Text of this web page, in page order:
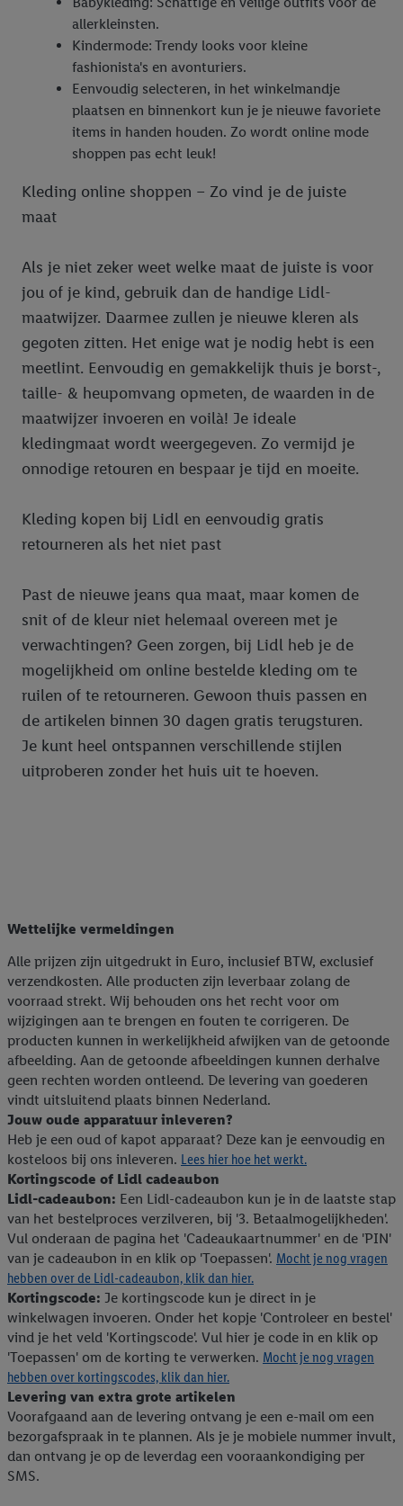
allerkleinsten.
Kindermode: Trendy looks voor kleine
fashionista's en avonturiers.
Eenvoudig selecteren, in het winkelmandje
plaatsen en binnenkort kun je je nieuwe favoriete
items in handen houden. Zo wordt online mode
shoppen pas echt leuk!
Kleding online shoppen – Zo vind je de juiste
maat
Als je niet zeker weet welke maat de juiste is voor
jou of je kind, gebruik dan de handige Lidl-
maatwijzer. Daarmee zullen je nieuwe kleren als
gegoten zitten. Het enige wat je nodig hebt is een
meetlint. Eenvoudig en gemakkelijk thuis je borst-,
taille- & heupomvang opmeten, de waarden in de
maatwijzer invoeren en voilà! Je ideale
kledingmaat wordt weergegeven. Zo vermijd je
onnodige retouren en bespaar je tijd en moeite.
Kleding kopen bij Lidl en eenvoudig gratis
retourneren als het niet past
Past de nieuwe jeans qua maat, maar komen de
snit of de kleur niet helemaal overeen met je
verwachtingen? Geen zorgen, bij Lidl heb je de
mogelijkheid om online bestelde kleding om te
ruilen of te retourneren. Gewoon thuis passen en
de artikelen binnen 30 dagen gratis terugsturen.
Je kunt heel ontspannen verschillende stijlen
uitproberen zonder het huis uit te hoeven.
Wettelijke vermeldingen
Alle prijzen zijn uitgedrukt in Euro, inclusief BTW, exclusief
verzendkosten. Alle producten zijn leverbaar zolang de
voorraad strekt. Wij behouden ons het recht voor om
wijzigingen aan te brengen en fouten te corrigeren. De
producten kunnen in werkelijkheid afwijken van de getoonde
afbeelding. Aan de getoonde afbeeldingen kunnen derhalve
geen rechten worden ontleend. De levering van goederen
vindt uitsluitend plaats binnen Nederland.
Jouw oude apparatuur inleveren?
Heb je een oud of kapot apparaat? Deze kan je eenvoudig en
kosteloos bij ons inleveren. Lees hier hoe het werkt.
Kortingscode of Lidl cadeaubon
Lidl-cadeaubon: Een Lidl-cadeaubon kun je in de laatste stap
van het bestelproces verzilveren, bij '3. Betaalmogelijkheden'.
Vul onderaan de pagina het 'Cadeaukaartnummer' en de 'PIN'
van je cadeaubon in en klik op 'Toepassen'. Mocht je nog vragen
hebben over de Lidl-cadeaubon, klik dan hier.
Kortingscode: Je kortingscode kun je direct in je
winkelwagen invoeren. Onder het kopje 'Controleer en bestel'
vind je het veld 'Kortingscode'. Vul hier je code in en klik op
'Toepassen' om de korting te verwerken. Mocht je nog vragen
hebben over kortingscodes, klik dan hier.
Levering van extra grote artikelen
Voorafgaand aan de levering ontvang je een e-mail om een
bezorgafspraak in te plannen. Als je je mobiele nummer invult,
dan ontvang je op de leverdag een vooraankondiging per
SMS.